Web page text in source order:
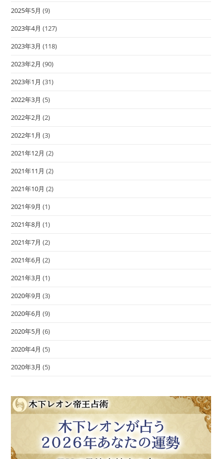
2025年5月 (9)
2023年4月 (127)
2023年3月 (118)
2023年2月 (90)
2023年1月 (31)
2022年3月 (5)
2022年2月 (2)
2022年1月 (3)
2021年12月 (2)
2021年11月 (2)
2021年10月 (2)
2021年9月 (1)
2021年8月 (1)
2021年7月 (2)
2021年6月 (2)
2021年3月 (1)
2020年9月 (3)
2020年6月 (9)
2020年5月 (6)
2020年4月 (5)
2020年3月 (5)